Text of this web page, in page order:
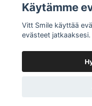
Social Media
© 2026 Vitt
Käytämme
Vitt Smile käyttää
evästeet jatkaaksesi.